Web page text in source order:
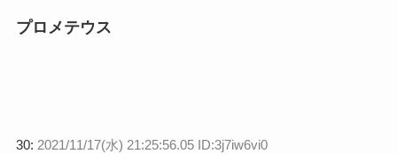
プロメテウス
30: 2021/11/17(水) 21:25:56.05 ID:3j7iw6vi0